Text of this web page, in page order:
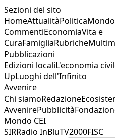
Sezioni del sito
HomeAttualitàPoliticaMondo
CommentiEconomiaVita e
CuraFamigliaRubriche
Pubblicazioni
Edizioni localiL'economia
UpLuoghi dell'Infinito
Avvenire
Chi siamoRedazione
AvvenirePubblicità
Mondo CEI
SIRRadio InBluTV2000FISC